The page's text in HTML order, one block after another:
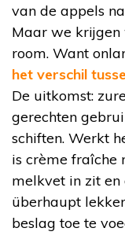
van de appels
Maar we
room. Want
het verschil
De uitkomst:
gerechten
schiften. Werkt
is crème fraîche
melkvet in zit en
überhaupt
beslag toe te